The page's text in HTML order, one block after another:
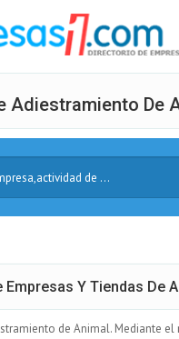
Adiestramiento De
Empresas Y Tiendas De
de Animal. Mediante